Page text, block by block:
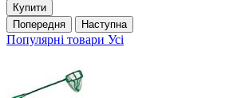
Купити
Попередня
Наступна
Популярні товари Усі